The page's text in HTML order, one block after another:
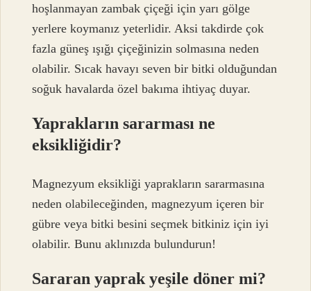
hoşlanmayan zambak çiçeği için yarı gölge
yerlere koymanız yeterlidir. Aksi takdirde çok
fazla güneş ışığı çiçeğinizin solmasına neden
olabilir. Sıcak havayı seven bir bitki olduğundan
soğuk havalarda özel bakıma ihtiyaç duyar.
Yaprakların sararması ne
eksikliğidir?
Magnezyum eksikliği yaprakların sararmasına
neden olabileceğinden, magnezyum içeren bir
gübre veya bitki besini seçmek bitkiniz için iyi
olabilir. Bunu aklınızda bulundurun!
Sararan yaprak yeşile döner mi?